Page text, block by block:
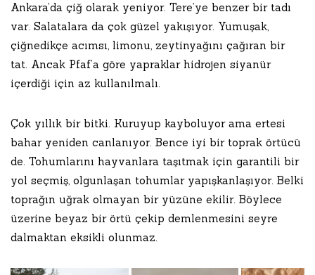
Ankara’da çiğ olarak yeniyor. Tere’ye benzer bir tadı
var. Salatalara da çok güzel yakışıyor. Yumuşak,
çiğnedikçe acımsı, limonu, zeytinyağını çağıran bir
tat. Ancak Pfaf’a göre yapraklar hidrojen siyanür
içerdiği için az kullanılmalı.
Çok yıllık bir bitki. Kuruyup kayboluyor ama ertesi
bahar yeniden canlanıyor. Bence iyi bir toprak örtücü
de. Tohumlarını hayvanlara taşıtmak için garantili bir
yol seçmiş, olgunlaşan tohumlar yapışkanlaşıyor. Belki
toprağın uğrak olmayan bir yüzüne ekilir. Böylece
üzerine beyaz bir örtü çekip demlenmesini seyre
dalmaktan eksikli olunmaz.